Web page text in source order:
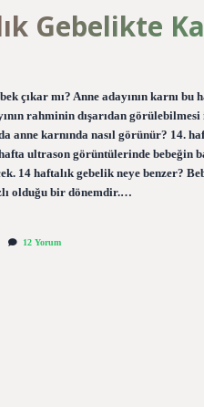
Gebelikte
çıkar mı? Anne adayının karnı
rahminin dışarıdan
anne karnında nasıl görünür? 14.
ultrason görüntülerinde bebeğin
14 haftalık gebelik neye benzer?
olduğu bir dönemdir.…
12 Yorum